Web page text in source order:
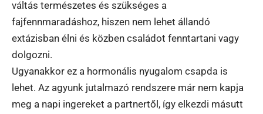
váltás természetes és szükséges a
fajfennmaradáshoz, hiszen nem lehet állandó
extázisban élni és közben családot fenntartani vagy
dolgozni.
Ugyanakkor ez a hormonális nyugalom csapda is
lehet. Az agyunk jutalmazó rendszere már nem kapja
meg a napi ingereket a partnertől, így elkezdi másutt